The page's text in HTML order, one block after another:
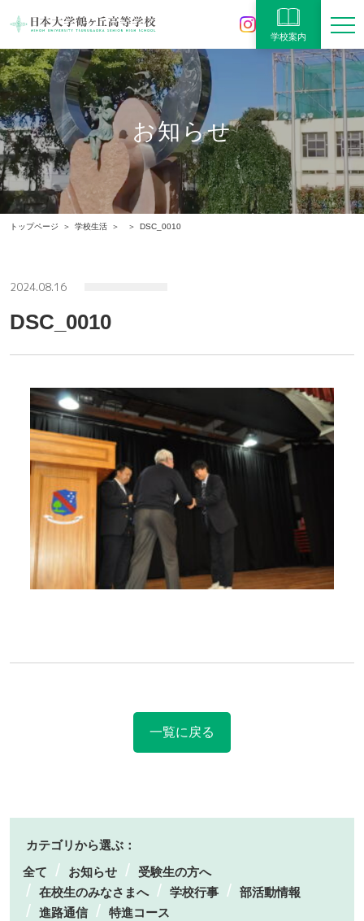
学校案内
お知らせ
トップページ 学校生活 DSC_0010
2024.08.16
DSC_0010
一覧に戻る
カテゴリから選ぶ：
全て
お知らせ
受験生の方へ
在校生のみなさまへ
学校行事
部活動情報
進路通信
特進コース